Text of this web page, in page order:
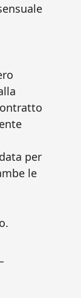
per
le